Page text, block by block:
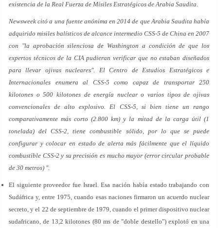
existencia de la Real Fuerza de Misiles Estratégicos de Arabia Saudita.
Newsweek citó a una fuente anónima en 2014 de que Arabia Saudita había
adquirido misiles balísticos de alcance intermedio CSS-5 de China en 2007
con "la aprobación silenciosa de Washington a condición de que los
expertos técnicos de la CIA pudieran verificar que no estaban diseñados
para llevar ojivas nucleares". El Centro de Estudios Estratégicos e
Internacionales enumera al CSS-5 como capaz de transportar 250
kilotones o 500 kilotones de energía nuclear o varios tipos de ojivas
convencionales de alto explosivo. El CSS-5, si bien tiene un rango
comparativamente más corto (2.800 km) y la mitad de la carga útil (1
tonelada) del CSS-2, tiene combustible sólido, por lo que se puede
configurar y colocar en estado de alerta más fácilmente que el líquido
combustible CSS-2 y su precisión es mucho mayor (error circular probable
de 30 metros) ".
El siguiente proveedor fue Israel. Esa nación había estado trabajando con
Sudáfrica y, entre 1975, cuando esas naciones firmaron un acuerdo nuclear
secreto, y el 22 de septiembre de 1979, cuando el primer dispositivo nuclear
sudafricano, de 13,2 kilotones (80 ms de "doble destello") explotó en una